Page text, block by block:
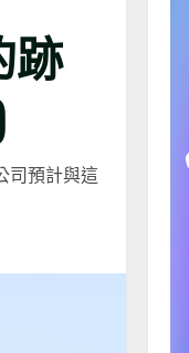
跡
司預計與這